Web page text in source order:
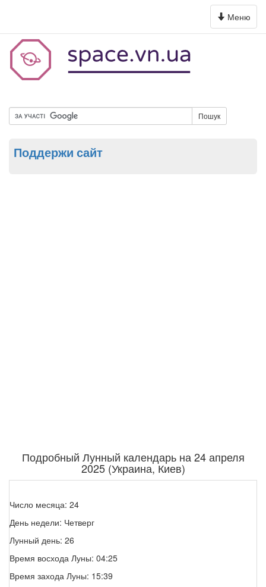
Toggle
navigation
Меню
Пошук
Поддержи сайт
Подробный Лунный календарь на 24 апреля
2025 (Украина, Киев)
Число месяца: 24
День недели: Четверг
Лунный день: 26
Время восхода Луны: 04:25
Время захода Луны: 15:39